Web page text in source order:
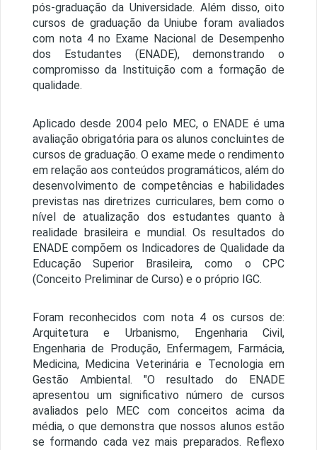
pós-graduação da Universidade. Além disso, oito
cursos de graduação da Uniube foram avaliados
com nota 4 no Exame Nacional de Desempenho
dos Estudantes (ENADE), demonstrando o
compromisso da Instituição com a formação de
qualidade.
Aplicado desde 2004 pelo MEC, o ENADE é uma
avaliação obrigatória para os alunos concluintes de
cursos de graduação. O exame mede o rendimento
em relação aos conteúdos programáticos, além do
desenvolvimento de competências e habilidades
previstas nas diretrizes curriculares, bem como o
nível de atualização dos estudantes quanto à
realidade brasileira e mundial. Os resultados do
ENADE compõem os Indicadores de Qualidade da
Educação Superior Brasileira, como o CPC
(Conceito Preliminar de Curso) e o próprio IGC.
Foram reconhecidos com nota 4 os cursos de:
Arquitetura e Urbanismo, Engenharia Civil,
Engenharia de Produção, Enfermagem, Farmácia,
Medicina, Medicina Veterinária e Tecnologia em
Gestão Ambiental. "O resultado do ENADE
apresentou um significativo número de cursos
avaliados pelo MEC com conceitos acima da
média, o que demonstra que nossos alunos estão
se formando cada vez mais preparados. Reflexo